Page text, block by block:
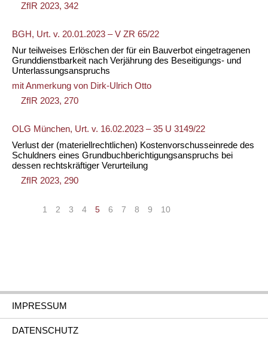
ZfIR 2023, 342
BGH, Urt. v. 20.01.2023 – V ZR 65/22
Nur teilweises Erlöschen der für ein Bauverbot eingetragenen
Grunddienstbarkeit nach Verjährung des Beseitigungs- und
Unterlassungsanspruchs
mit Anmerkung von Dirk-Ulrich Otto
ZfIR 2023, 270
OLG München, Urt. v. 16.02.2023 – 35 U 3149/22
Verlust der (materiellrechtlichen) Kostenvorschusseinrede des
Schuldners eines Grundbuchberichtigungsanspruchs bei
dessen rechtskräftiger Verurteilung
ZfIR 2023, 290
1 2 3 4 5 6 7 8 9 10
IMPRESSUM
DATENSCHUTZ